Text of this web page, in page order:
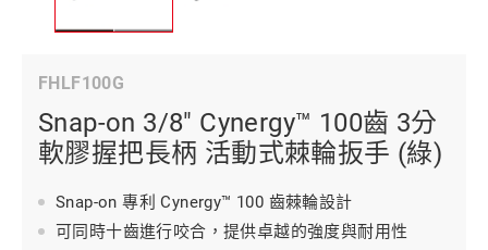
FHLF100G
Snap-on 3/8" Cynergy™ 100齒 3分
軟膠握把長柄 活動式棘輪扳手 (綠)
Snap-on 專利 Cynergy™ 100 齒棘輪設計
可同時十齒進行咬合，提供卓越的強度與耐用性